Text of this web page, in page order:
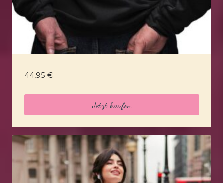
44,95 €
Jetzt kaufen